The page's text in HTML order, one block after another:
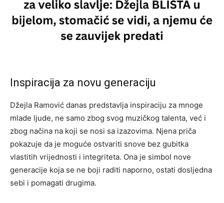
Inspiracija za novu generaciju
Džejla Ramović danas predstavlja inspiraciju za mnoge
mlade ljude, ne samo zbog svog muzičkog talenta, već i
zbog načina na koji se nosi sa izazovima. Njena priča
pokazuje da je moguće ostvariti snove bez gubitka
vlastitih vrijednosti i integriteta. Ona je simbol nove
generacije koja se ne boji raditi naporno, ostati dosljedna
sebi i pomagati drugima.